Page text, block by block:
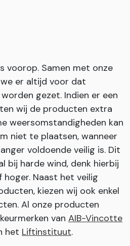
voorop. Samen met onze
er altijd voor dat
gezet. Indien er een
wij de producten extra
weersomstandigheden kan
niet te plaatsen, wanneer
voldoende veilig is. Dit
bij harde wind, denk hierbij
Naast het veilig
kiezen wij ook enkel
Al onze producten
van AIB-Vincotte
het Liftinstituut.